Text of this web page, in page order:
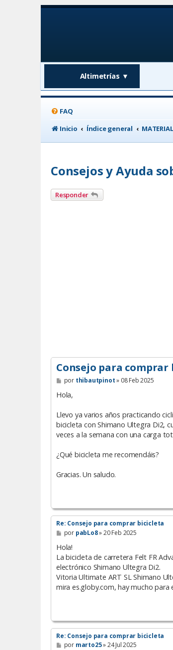
Altimetrías ▼
FAQ
Inicio
Índice general
Consejos y Ayuda
Responder
Consejo para comprar
M
e
n
j
e
por thibautpinot» 08 Feb 2025
Hola,
Llevo ya varios años practicando
bicicleta con Shimano Ultegra Di2,
veces a la semana con una carga
¿Qué bicicleta me recomendáis?
Gracias. Un saludo.
Re: Consejo para comprar bicicleta
M
e
n
a
j
e
por pabLo8»20 Feb 2025
Hola!
La bicicleta de carretera Felt FR
electrónico Shimano Ultegra Di2.
Vitoria Ultimate ART SL Shimano
mira es.globy.com, hay mucho para
Re: Consejo para comprar bicicleta
M
por marto25»24 Jul 2025